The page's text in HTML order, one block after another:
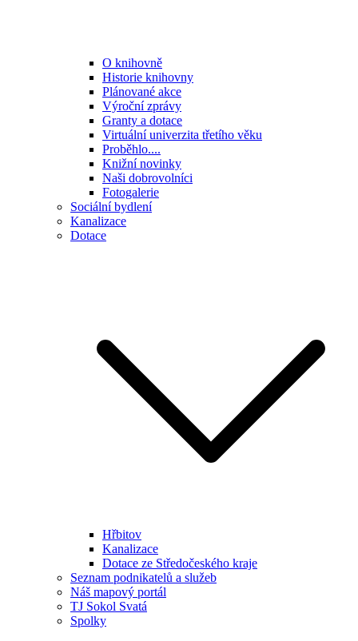
O knihovně
Historie knihovny
Plánované akce
Výroční zprávy
Granty a dotace
Virtuální univerzita třetího věku
Proběhlo....
Knižní novinky
Naši dobrovolníci
Fotogalerie
Sociální bydlení
Kanalizace
Dotace
Hřbitov
Kanalizace
Dotace ze Středočeského kraje
Seznam podnikatelů a služeb
Náš mapový portál
TJ Sokol Svatá
Spolky